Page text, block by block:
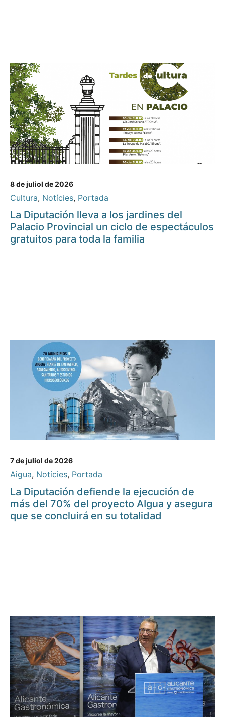
8 de juliol de 2026
Cultura, Notícies, Portada
La Diputación lleva a los jardines del
Palacio Provincial un ciclo de espectáculos
gratuitos para toda la familia
7 de juliol de 2026
Aigua, Notícies, Portada
La Diputación defiende la ejecución de
más del 70% del proyecto AIgua y asegura
que se concluirá en su totalidad